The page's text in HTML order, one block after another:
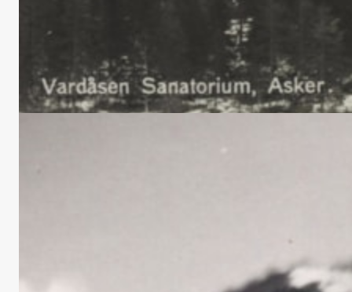
Den første testamentariske
gaven
I 1945 testamenterte Berit Brekke en bankbok pålydende
2061 kroner til THO. For disse midlene ble fondet Berit
Brekkes hjelpekasse opprettet.